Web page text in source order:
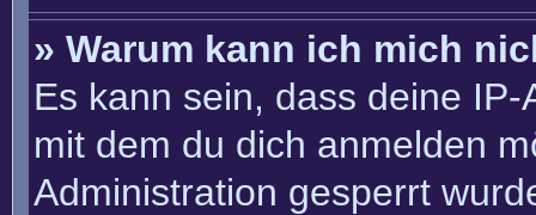
» Warum kann ich mich
Es kann sein, dass deine
mit dem du dich anmelden
Administration gesperrt